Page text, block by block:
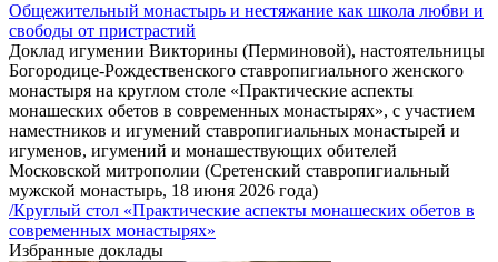
Общежительный монастырь и нестяжание как школа любви и
свободы от пристрастий
Доклад игумении Викторины (Перминовой), настоятельницы
Богородице-Рождественского ставропигиального женского
монастыря на круглом столе «Практические аспекты
монашеских обетов в современных монастырях», с участием
наместников и игумений ставропигиальных монастырей и
игуменов, игумений и монашествующих обителей
Московской митрополии (Сретенский ставропигиальный
мужской монастырь, 18 июня 2026 года)
/Круглый стол «Практические аспекты монашеских обетов в
современных монастырях»
Избранные доклады